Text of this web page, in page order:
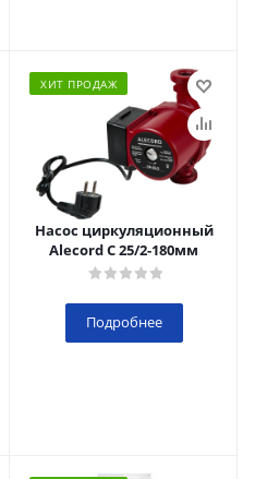
ХИТ ПРОДАЖ
Насос циркуляционный
Alecord C 25/2-180мм
Подробнее